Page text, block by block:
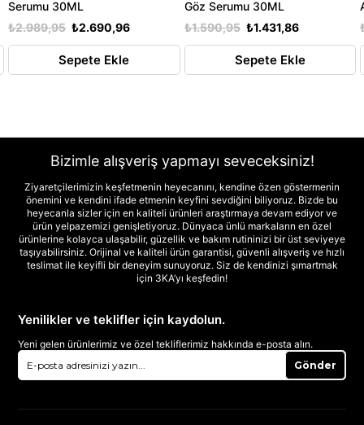
Serumu 30ML
₺2.690,96
₺2.989,95
Sepete Ekle
Göz Serumu 30ML
₺1.431,86
₺1.590,95
Sepete Ekle
Bizimle alışveriş yapmayı seveceksiniz!
Ziyaretçilerimizin keşfetmenin heyecanını, kendine özen göstermenin
önemini ve kendini ifade etmenin keyfini sevdiğini biliyoruz. Bizde bu
heyecanla sizler için en kaliteli ürünleri araştırmaya devam ediyor ve
ürün yelpazemizi genişletiyoruz. Dünyaca ünlü markaların en özel
ürünlerine kolayca ulaşabilir, güzellik ve bakım rutininizi bir üst seviyeye
taşıyabilirsiniz. Orijinal ve kaliteli ürün garantisi, güvenli alışveriş ve hızlı
teslimat ile keyifli bir deneyim sunuyoruz. Siz de kendinizi şımartmak
için 3KA’yı keşfedin!
Yenilikler ve teklifler için kaydolun.
Yeni gelen ürünlerimiz ve özel tekliflerimiz hakkında e-posta alın.
Gönder